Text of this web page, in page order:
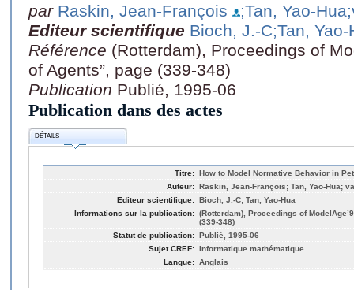
par Raskin, Jean-François ;Tan, Yao-Hua
Editeur scientifique Bioch, J.-C;Tan, Yao-
Référence (Rotterdam), Proceedings of
of Agents”, page (339-348)
Publication Publié, 1995-06
Publication dans des actes
DÉTAILS
Titre: How to Model Normative Behavior in
Auteur: Raskin, Jean-François; Tan, Yao-Hua;
Editeur scientifique: Bioch, J.-C; Tan, Yao-Hua
Informations sur la publication: (Rotterdam), Proceedings of
(339-348)
Statut de publication: Publié, 1995-06
Sujet CREF: Informatique mathématique
Langue: Anglais